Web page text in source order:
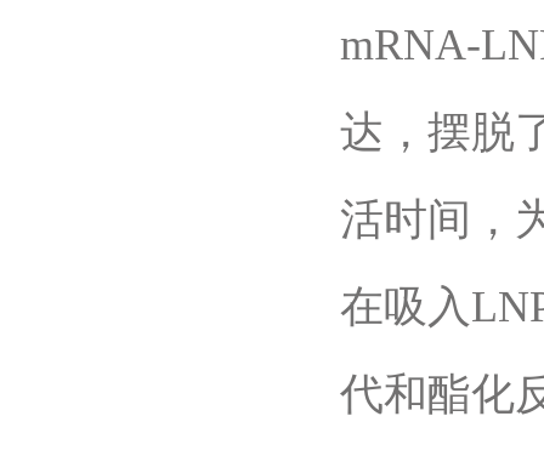
mRNA-
达，摆脱
活时间，
在吸入
代和酯化